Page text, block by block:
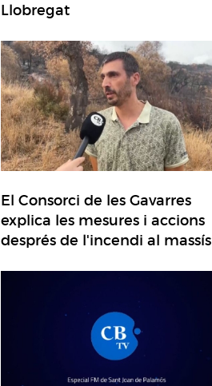
Llobregat
El Consorci de les Gavarres
explica les mesures i accions
després de l'incendi al massís